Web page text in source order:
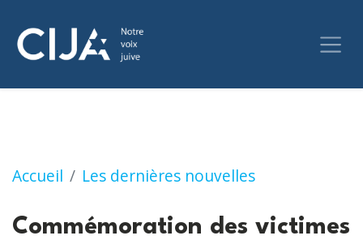
Accueil Les dernières nouvelles
Commémoration des victimes à l'occasion
Commémoration des victimes